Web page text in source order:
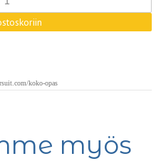
koko-opas
myös